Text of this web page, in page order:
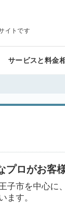
イトです
サービスと料金
プロがお客
子市を中心に
ます。